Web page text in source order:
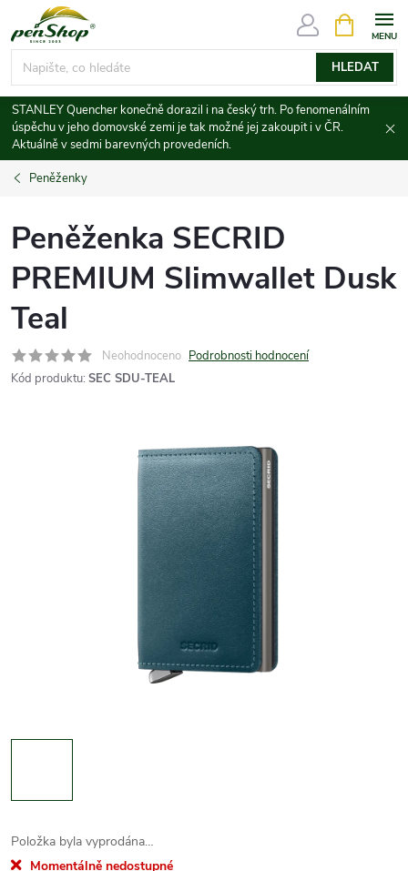
na
obsah
HLEDAT
NÁKUPNÍ
KOŠÍK
STANLEY Quencher konečně dorazil i na český trh. Po fenomenálním
úspěchu v jeho domovské zemi je tak možné jej zakoupit i v ČR.
Aktuálně v sedmi barevných provedeních.
Peněženky
Peněženka SECRID
PREMIUM Slimwallet Dusk
Teal
Neohodnoceno Podrobnosti hodnocení
Kód produktu: SEC SDU-TEAL
Položka byla vyprodána…
Momentálně nedostupné